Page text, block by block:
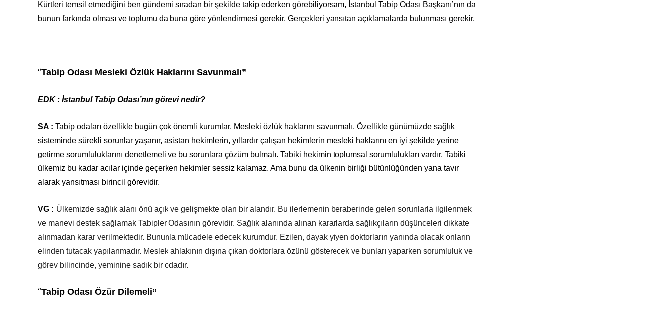
Kürtleri temsil etmediğini ben gündemi sıradan bir şekilde takip ederken görebiliyorsam, İstanbul Tabip Odası Başkanı’nın da
bunun farkında olması ve toplumu da buna göre yönlendirmesi gerekir. Gerçekleri yansıtan açıklamalarda bulunması gerekir.
“Tabip Odası Mesleki Özlük Haklarını Savunmalı”
EDK : İstanbul Tabip Odası’nın görevi nedir?
SA : Tabip odaları özellikle bugün çok önemli kurumlar. Mesleki özlük haklarını savunmalı. Özellikle günümüzde sağlık
sisteminde sürekli sorunlar yaşanır, asistan hekimlerin, yıllardır çalışan hekimlerin mesleki haklarını en iyi şekilde yerine
getirme sorumluluklarını denetlemeli ve bu sorunlara çözüm bulmalı. Tabiki hekimin toplumsal sorumlulukları vardır. Tabiki
ülkemiz bu kadar acılar içinde geçerken hekimler sessiz kalamaz. Ama bunu da ülkenin birliği bütünlüğünden yana tavır
alarak yansıtması birincil görevidir.
VG : Ülkemizde sağlık alanı önü açık ve gelişmekte olan bir alandır. Bu ilerlemenin beraberinde gelen sorunlarla ilgilenmek
ve manevi destek sağlamak Tabipler Odasının görevidir. Sağlık alanında alınan kararlarda sağlıkçıların düşünceleri dikkate
alınmadan karar verilmektedir. Bununla mücadele edecek kurumdur. Ezilen, dayak yiyen doktorların yanında olacak onların
elinden tutacak yapılanmadır. Meslek ahlakının dışına çıkan doktorlara özünü gösterecek ve bunları yaparken sorumluluk ve
görev bilincinde, yeminine sadık bir odadır.
“Tabip Odası Özür Dilemeli”